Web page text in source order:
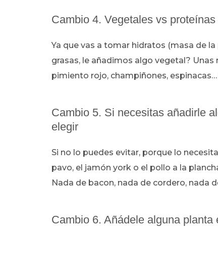
Cambio 4. Vegetales vs proteínas
Ya que vas a tomar hidratos (masa de
grasas, le añadimos algo vegetal?
pimiento rojo, champiñones,
Cambio 5. Si necesitas añadirle
elegir
Si no lo puedes evitar, porque lo
pavo, el jamón york o el pollo a la
Nada de bacon, nada de cordero, nada
Cambio 6. Añádele alguna planta